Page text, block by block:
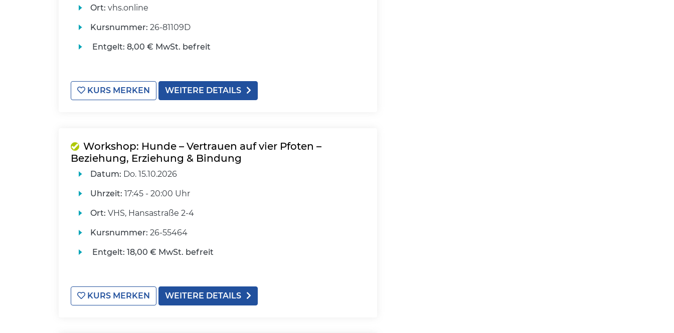
Ort: vhs.online
Kursnummer: 26-81109D
Entgelt: 8,00 € MwSt. befreit
KURS MERKEN WEITERE DETAILS
Workshop: Hunde – Vertrauen auf vier Pfoten –
Beziehung, Erziehung & Bindung
Datum: Do. 15.10.2026
Uhrzeit: 17:45 - 20:00 Uhr
Ort: VHS, Hansastraße 2-4
Kursnummer: 26-55464
Entgelt: 18,00 € MwSt. befreit
KURS MERKEN WEITERE DETAILS